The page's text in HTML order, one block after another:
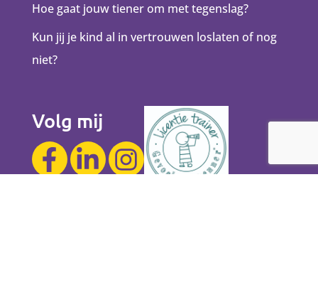
Hoe gaat jouw tiener om met tegenslag?
Kun jij je kind al in vertrouwen loslaten of nog
niet?
Volg mij